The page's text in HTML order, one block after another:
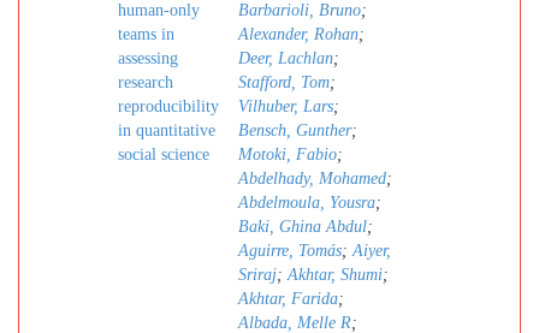
human-only
teams in
assessing
research
reproducibility
in quantitative
social science
Barbarioli, Bruno;
Alexander, Rohan;
Deer, Lachlan;
Stafford, Tom;
Vilhuber, Lars;
Bensch, Gunther;
Motoki, Fabio;
Abdelhady, Mohamed;
Abdelmoula, Yousra;
Baki, Ghina Abdul;
Aguirre, Tomás;Aiyer,
Sriraj;Akhtar, Shumi;
Akhtar, Farida;
Albada, Melle R;